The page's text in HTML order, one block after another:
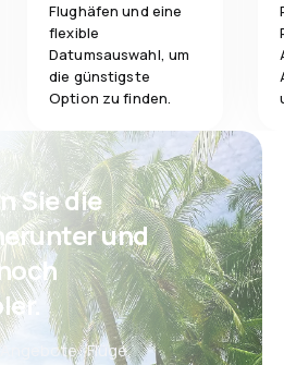
5,0
Flughäfen und eine
flexible
Datumsauswahl, um
die günstigste
Option zu finden.
Sie die
und
Angebote: Flüge,